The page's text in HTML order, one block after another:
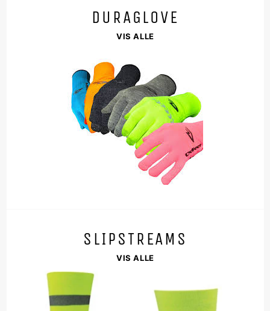
DURAGLOVE
VIS ALLE
SLIPSTREAMS
VIS ALLE